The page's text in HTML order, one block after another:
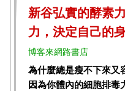
新谷弘實的酵素
力，決定自己的
博客來網路書店
為什麼總是瘦不下來又
因為你體內的細胞排毒